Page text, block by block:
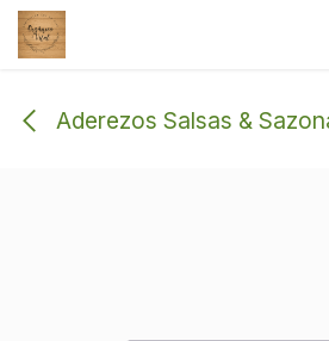
Ir al contenido
Aderezos Salsas &